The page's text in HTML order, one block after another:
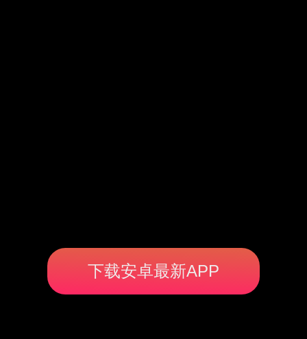
下载安卓最新APP